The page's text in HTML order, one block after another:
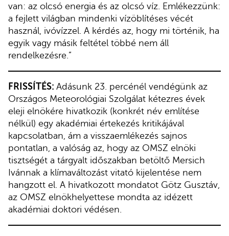
van: az olcsó energia és az olcsó víz. Emlékezzünk:
a fejlett világban mindenki vízöblítéses vécét
használ, ivóvízzel. A kérdés az, hogy mi történik, ha
egyik vagy másik feltétel többé nem áll
rendelkezésre.”
FRISSÍTÉS: Adásunk 23. percénél vendégünk az
Országos Meteorológiai Szolgálat kétezres évek
eleji elnökére hivatkozik (konkrét név említése
nélkül) egy akadémiai értekezés kritikájával
kapcsolatban, ám a visszaemlékezés sajnos
pontatlan, a valóság az, hogy az OMSZ elnöki
tisztségét a tárgyalt időszakban betöltő Mersich
Ivánnak a klímaváltozást vitató kijelentése nem
hangzott el. A hivatkozott mondatot Götz Gusztáv,
az OMSZ elnökhelyettese mondta az idézett
akadémiai doktori védésen.